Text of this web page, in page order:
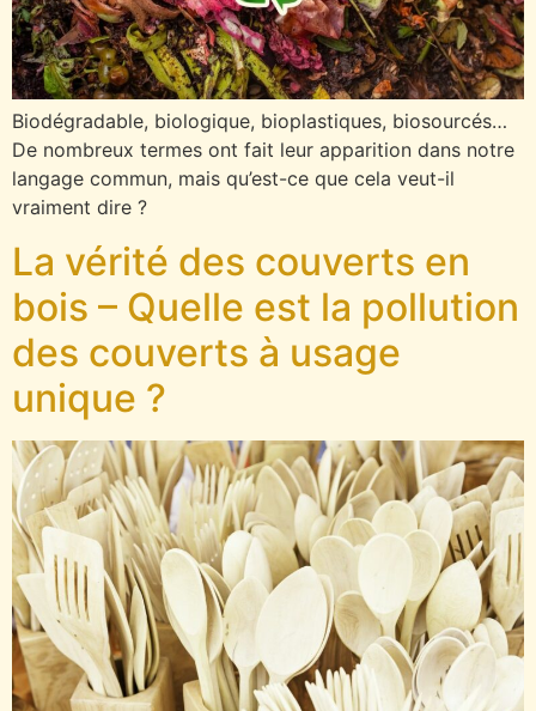
Biodégradable, biologique, bioplastiques, biosourcés…
De nombreux termes ont fait leur apparition dans notre
langage commun, mais qu’est-ce que cela veut-il
vraiment dire ?
La vérité des couverts en
bois – Quelle est la pollution
des couverts à usage
unique ?